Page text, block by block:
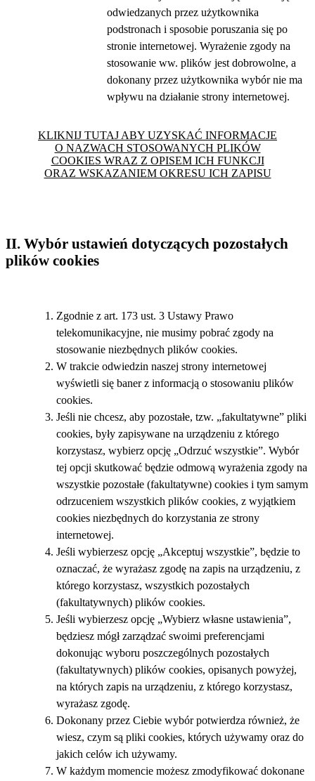
odwiedzanych przez użytkownika
podstronach i sposobie poruszania się po
stronie internetowej. Wyrażenie zgody na
stosowanie ww. plików jest dobrowolne, a
dokonany przez użytkownika wybór nie ma
wpływu na działanie strony internetowej.
KLIKNIJ TUTAJ ABY UZYSKAĆ INFORMACJE
O NAZWACH STOSOWANYCH PLIKÓW
COOKIES WRAZ Z OPISEM ICH FUNKCJI
ORAZ WSKAZANIEM OKRESU ICH ZAPISU
II. Wybór ustawień dotyczących pozostałych
plików cookies
Zgodnie z art. 173 ust. 3 Ustawy Prawo
telekomunikacyjne, nie musimy pobrać zgody na
stosowanie niezbędnych plików cookies.
W trakcie odwiedzin naszej strony internetowej
wyświetli się baner z informacją o stosowaniu plików
cookies.
Jeśli nie chcesz, aby pozostałe, tzw. „fakultatywne” pliki
cookies, były zapisywane na urządzeniu z którego
korzystasz, wybierz opcję „Odrzuć wszystkie”. Wybór
tej opcji skutkować będzie odmową wyrażenia zgody na
wszystkie pozostałe (fakultatywne) cookies i tym samym
odrzuceniem wszystkich plików cookies, z wyjątkiem
cookies niezbędnych do korzystania ze strony
internetowej.
Jeśli wybierzesz opcję „Akceptuj wszystkie”, będzie to
oznaczać, że wyrażasz zgodę na zapis na urządzeniu, z
którego korzystasz, wszystkich pozostałych
(fakultatywnych) plików cookies.
Jeśli wybierzesz opcję „Wybierz własne ustawienia”,
będziesz mógł zarządzać swoimi preferencjami
dokonując wyboru poszczególnych pozostałych
(fakultatywnych) plików cookies, opisanych powyżej,
na których zapis na urządzeniu, z którego korzystasz,
wyrażasz zgodę.
Dokonany przez Ciebie wybór potwierdza również, że
wiesz, czym są pliki cookies, których używamy oraz do
jakich celów ich używamy.
W każdym momencie możesz zmodyfikować dokonane